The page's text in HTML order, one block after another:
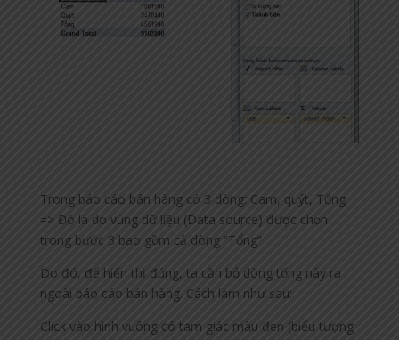
Trong báo cáo bán hàng có 3 dòng: Cam, quýt, Tổng
=> Đó là do vùng dữ liệu (Data source) được chọn
trong bước 3 bao gồm cả dòng “Tổng”
Do đó, để hiển thị đúng, ta cần bỏ dòng tổng này ra
ngoài báo cáo bán hàng. Cách làm như sau:
Click vào hình vuông có tam giác màu đen (biểu tượng